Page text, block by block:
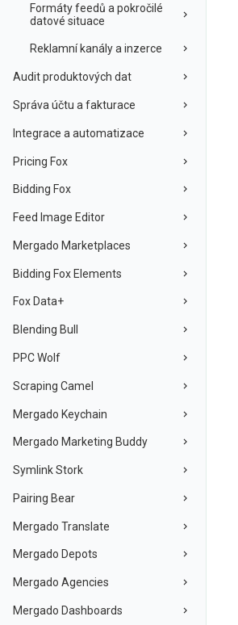
Formáty feedů a pokročilé
datové situace
Reklamní kanály a inzerce
Audit produktových dat
Správa účtu a fakturace
Integrace a automatizace
Pricing Fox
Bidding Fox
Feed Image Editor
Mergado Marketplaces
Bidding Fox Elements
Fox Data+
Blending Bull
PPC Wolf
Scraping Camel
Mergado Keychain
Mergado Marketing Buddy
Symlink Stork
Pairing Bear
Mergado Translate
Mergado Depots
Mergado Agencies
Mergado Dashboards